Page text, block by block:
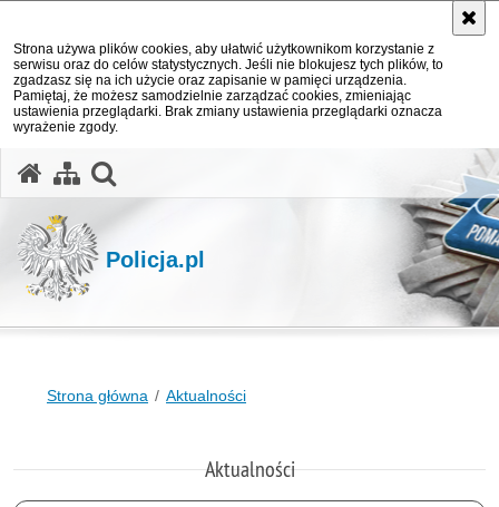
Strona używa plików cookies, aby ułatwić użytkownikom korzystanie z
serwisu oraz do celów statystycznych. Jeśli nie blokujesz tych plików, to
zgadzasz się na ich użycie oraz zapisanie w pamięci urządzenia.
Pamiętaj, że możesz samodzielnie zarządzać cookies, zmieniając
ustawienia przeglądarki. Brak zmiany ustawienia przeglądarki oznacza
wyrażenie zgody.
Policja.pl
Strona główna Aktualności
Aktualności